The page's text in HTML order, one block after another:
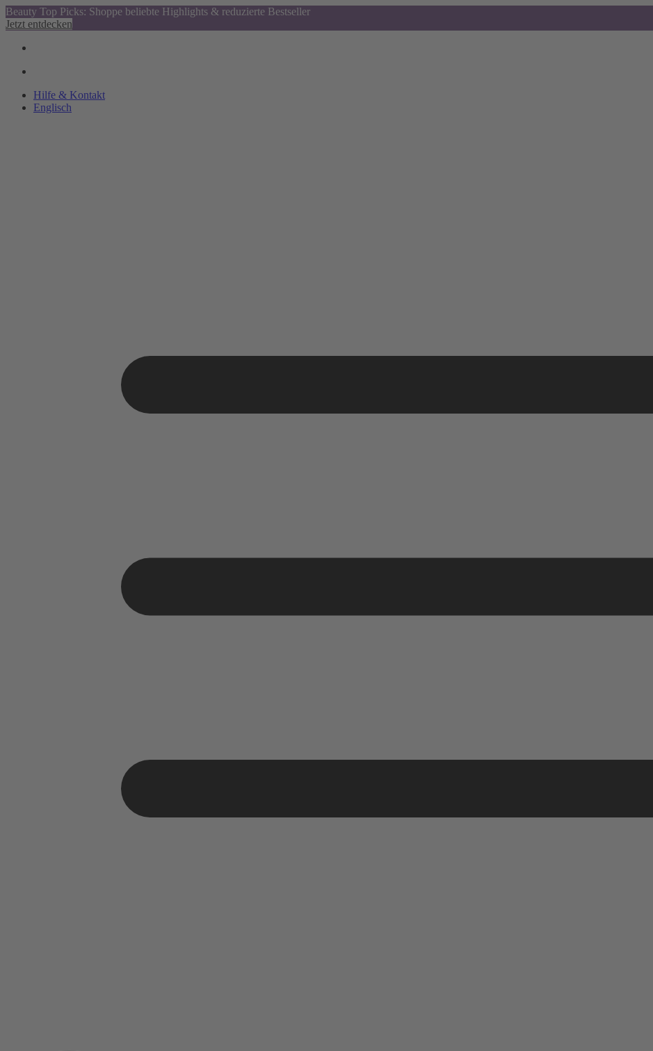
Beauty Top Picks: Shoppe beliebte Highlights & reduzierte Bestseller
Jetzt entdecken
Hilfe & Kontakt
Englisch